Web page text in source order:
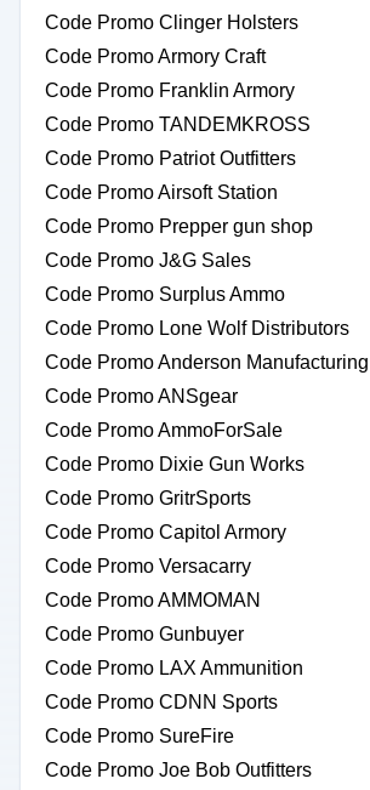
Code Promo Clinger Holsters
Code Promo Armory Craft
Code Promo Franklin Armory
Code Promo TANDEMKROSS
Code Promo Patriot Outfitters
Code Promo Airsoft Station
Code Promo Prepper gun shop
Code Promo J&G Sales
Code Promo Surplus Ammo
Code Promo Lone Wolf Distributors
Code Promo Anderson Manufacturing
Code Promo ANSgear
Code Promo AmmoForSale
Code Promo Dixie Gun Works
Code Promo GritrSports
Code Promo Capitol Armory
Code Promo Versacarry
Code Promo AMMOMAN
Code Promo Gunbuyer
Code Promo LAX Ammunition
Code Promo CDNN Sports
Code Promo SureFire
Code Promo Joe Bob Outfitters